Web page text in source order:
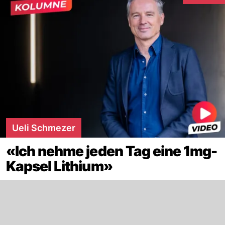
Ueli Schmezer
«Ich nehme jeden Tag eine 1mg-
Kapsel Lithium»